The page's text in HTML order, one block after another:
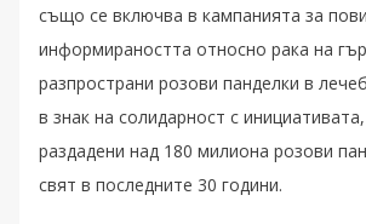
също се включва в кампанията за
информираността относно рака на
разпространи розови панделки в
в знак на солидарност с
раздадени над 180 милиона розови
свят в последните 30 години.